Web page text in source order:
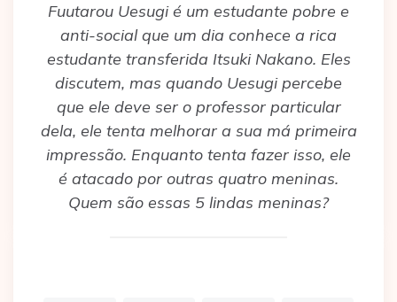
Fuutarou Uesugi é um estudante pobre e
anti-social que um dia conhece a rica
estudante transferida Itsuki Nakano. Eles
discutem, mas quando Uesugi percebe
que ele deve ser o professor particular
dela, ele tenta melhorar a sua má primeira
impressão. Enquanto tenta fazer isso, ele
é atacado por outras quatro meninas.
Quem são essas 5 lindas meninas?